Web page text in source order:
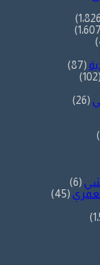
(87)
(102)
(26)
(6)
(45)